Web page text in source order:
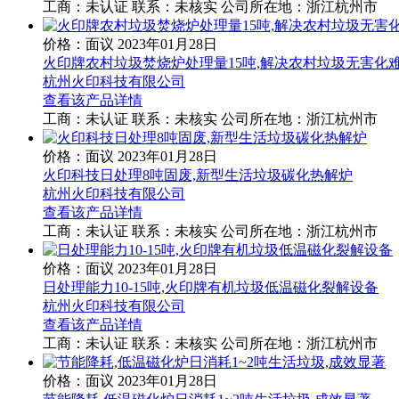
工商： 未认证 联系： 未核实 公司所在地：浙江杭州市
价格：面议 2023年01月28日
火印牌农村垃圾焚烧炉处理量15吨,解决农村垃圾无害化
杭州火印科技有限公司
查看该产品详情
工商： 未认证 联系： 未核实 公司所在地：浙江杭州市
价格：面议 2023年01月28日
火印科技日处理8吨固废,新型生活垃圾碳化热解炉
杭州火印科技有限公司
查看该产品详情
工商： 未认证 联系： 未核实 公司所在地：浙江杭州市
价格：面议 2023年01月28日
日处理能力10-15吨,火印牌有机垃圾低温磁化裂解设备
杭州火印科技有限公司
查看该产品详情
工商： 未认证 联系： 未核实 公司所在地：浙江杭州市
价格：面议 2023年01月28日